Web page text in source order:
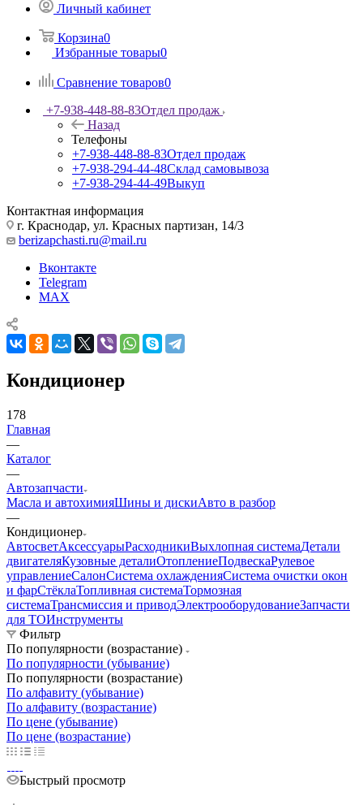
Личный кабинет
Корзина0
Избранные товары0
Сравнение товаров0
+7-938-448-88-83Отдел продаж
Назад
Телефоны
+7-938-448-88-83Отдел продаж
+7-938-294-44-48Склад самовывоза
+7-938-294-44-49Выкуп
Контактная информация
г. Краснодар, ул. Красных партизан, 14/3
berizapchasti.ru@mail.ru
Вконтакте
Telegram
MAX
Кондиционер
178
Главная
—
Каталог
—
Автозапчасти
Масла и автохимияШины и дискиАвто в разбор
—
Кондиционер
АвтосветАксессуарыРасходникиВыхлопная системаДетали
двигателяКузовные деталиОтоплениеПодвескаРулевое
управлениеСалонСистема охлажденияСистема очистки окон
и фарСтёклаТопливная системаТормозная
системаТрансмиссия и приводЭлектрооборудованиеЗапчасти
для ТОИнструменты
Фильтр
По популярности (возрастание)
По популярности (убывание)
По популярности (возрастание)
По алфавиту (убывание)
По алфавиту (возрастание)
По цене (убывание)
По цене (возрастание)
Быстрый просмотр